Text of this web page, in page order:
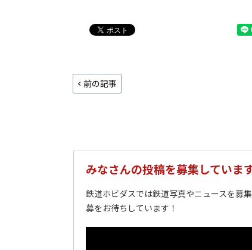
前の記事
みなさんの投稿を募集していま
鉄道ホビダスでは鉄道写真やニュースを募
募をお待ちしています！